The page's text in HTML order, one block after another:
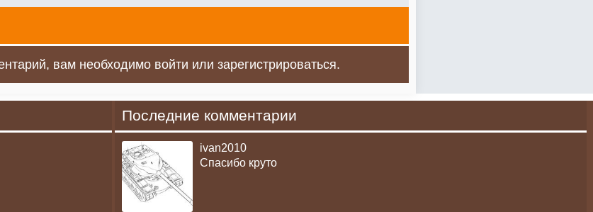
вам необходимо войти или зарегистрироваться.
Последние комментарии
ivan2010
Спасибо круто